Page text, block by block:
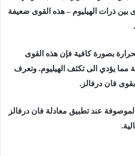
بین ذرات الھیلیوم – ھذه القوى ضعیفة
بصورة كافیة فإن ھذه القوى
مما یؤدي الى تكثف الھیلیوم. وتعرف
فان درفالز.
عند تطبیق معادلة فان درفالز